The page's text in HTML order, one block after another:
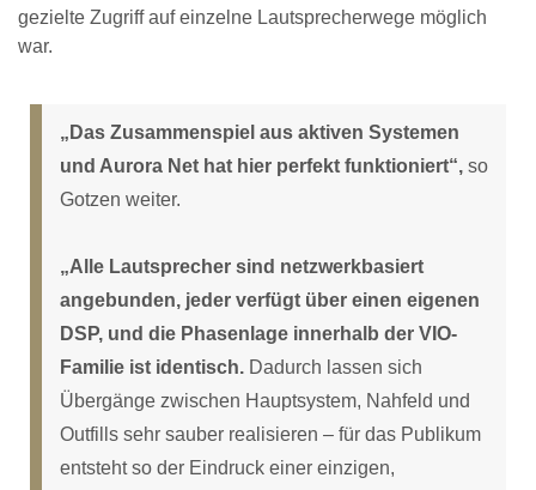
gezielte Zugriff auf einzelne Lautsprecherwege möglich
war.
„Das Zusammenspiel aus aktiven Systemen
und Aurora Net hat hier perfekt funktioniert“, so
Gotzen weiter.
„Alle Lautsprecher sind netzwerkbasiert
angebunden, jeder verfügt über einen eigenen
DSP, und die Phasenlage innerhalb der VIO-
Familie ist identisch. Dadurch lassen sich
Übergänge zwischen Hauptsystem, Nahfeld und
Outfills sehr sauber realisieren – für das Publikum
entsteht so der Eindruck einer einzigen,